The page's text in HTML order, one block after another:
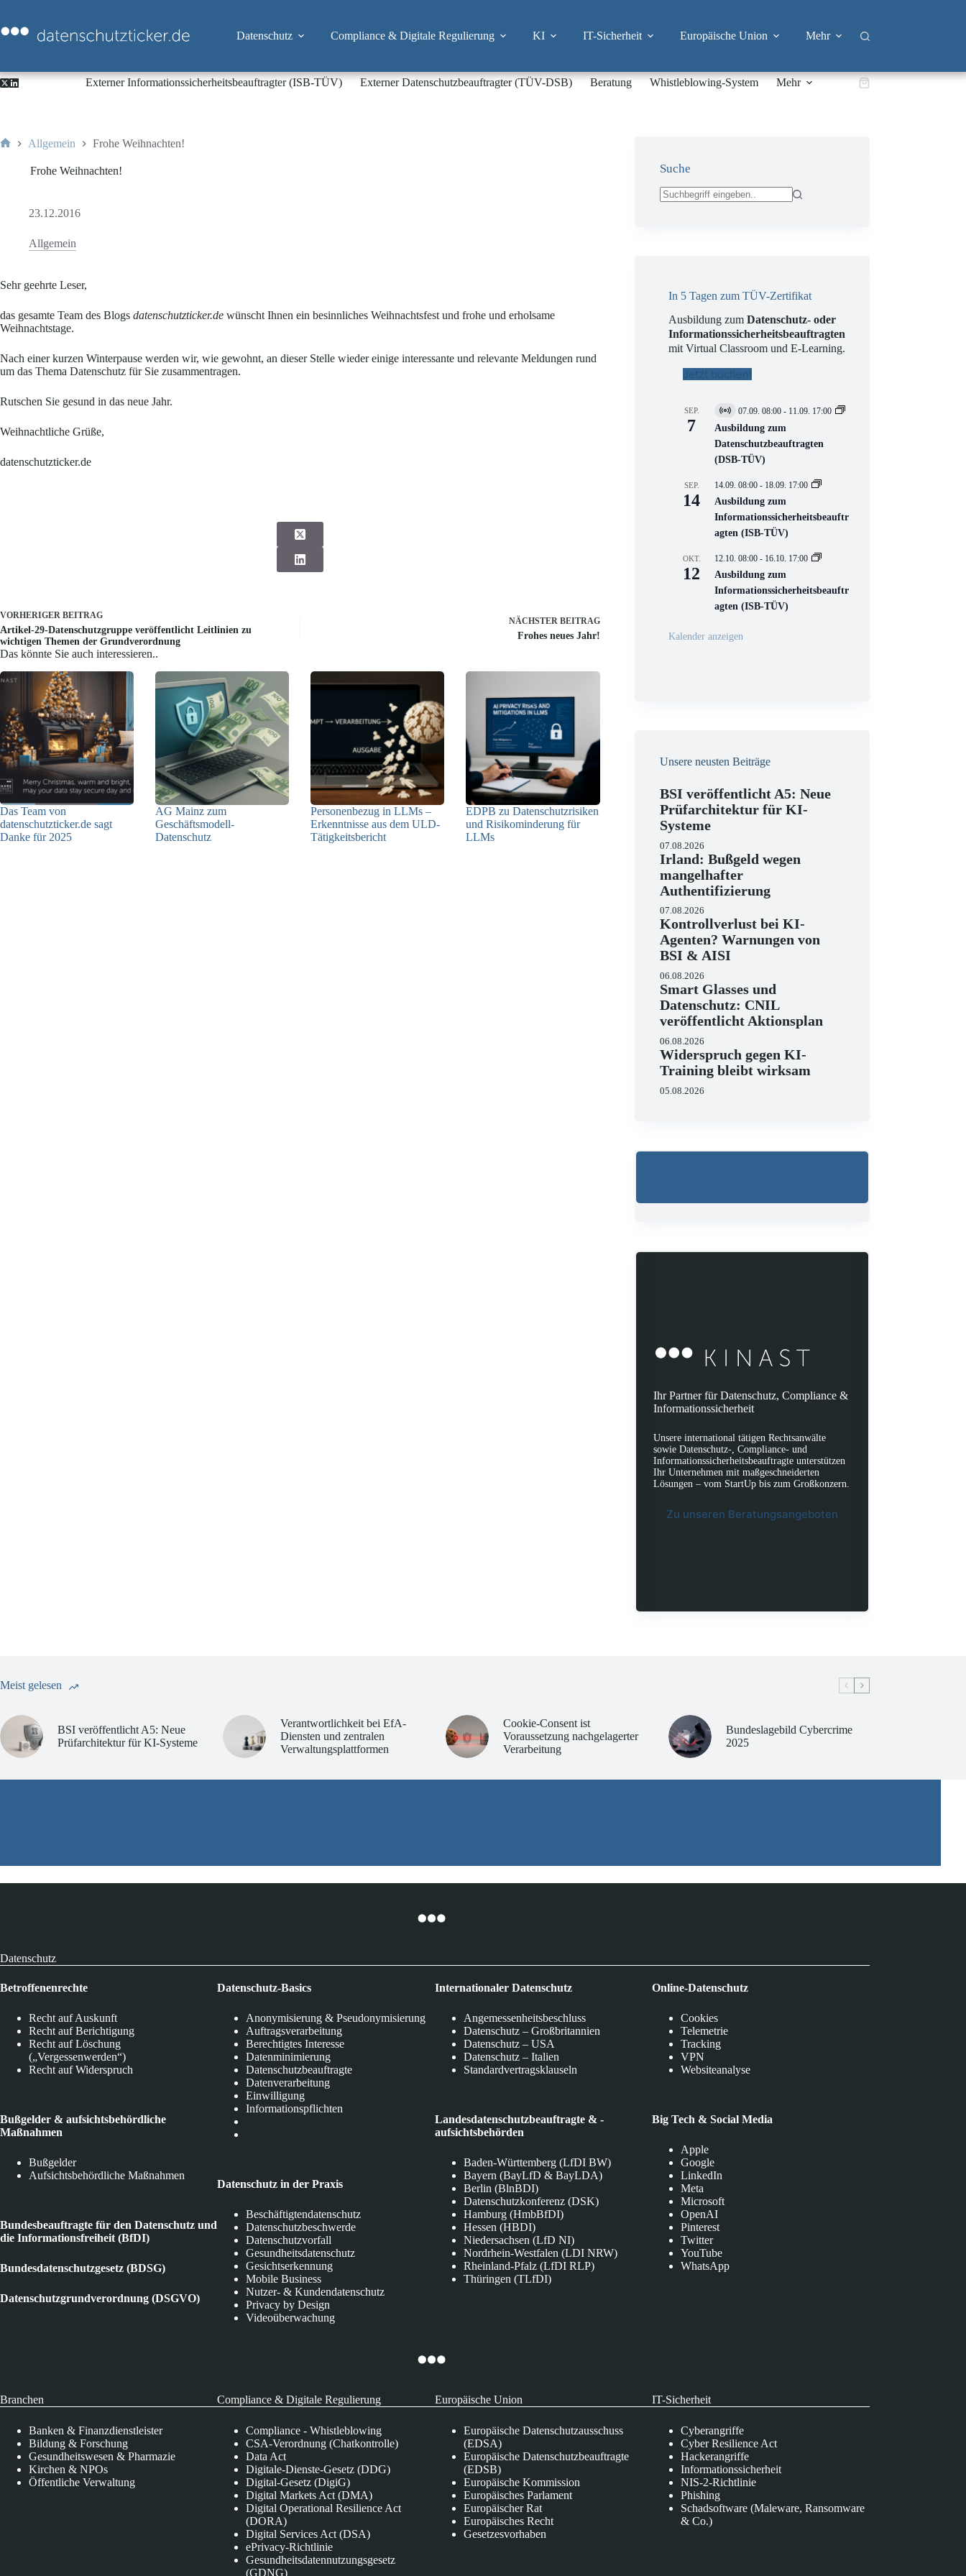
springen
Datenschutz Compliance & Digitale Regulierung KI IT-Sicherheit Europäische Union Mehr
Externer Informationssicherheitsbeauftragter (ISB-TÜV) Externer Datenschutzbeauftragter (TÜV-DSB) Beratung Whistleblowing-System Mehr Warenkorb
Allgemein Frohe Weihnachten!
Frohe Weihnachten!
23.12.2016
Allgemein
Sehr geehrte Leser,
das gesamte Team des Blogs datenschutzticker.de wünscht Ihnen ein besinnliches Weihnachtsfest und frohe und erholsame
Weihnachtstage.
Nach einer kurzen Winterpause werden wir, wie gewohnt, an dieser Stelle wieder einige interessante und relevante Meldungen rund
um das Thema Datenschutz für Sie zusammentragen.
Rutschen Sie gesund in das neue Jahr.
Weihnachtliche Grüße,
datenschutzticker.de
VORHERIGER BEITRAG
Artikel-29-Datenschutzgruppe veröffentlicht Leitlinien zu
wichtigen Themen der Grundverordnung
NÄCHSTER BEITRAG
Frohes neues Jahr!
Das könnte Sie auch interessieren..
Das Team von
datenschutzticker.de sagt
Danke für 2025
AG Mainz zum
Geschäftsmodell-
Datenschutz
Personenbezug in LLMs –
Erkenntnisse aus dem ULD-
Tätigkeitsbericht
EDPB zu Datenschutzrisiken
und Risikominderung für
LLMs
Suche
In 5 Tagen zum TÜV-Zertifikat
Ausbildung zumDatenschutz- oder
Informationssicherheitsbeauftragten
mit Virtual Classroom und E-Learning.
Jetzt buchen!
SEP.
7
V
i
t
u
l
V
e
r
n
s
t
a
t
n
07.09. 08:00 - 11.09. 17:00
Ausbildung zum
Datenschutzbeauftragten
(DSB-TÜV)
SEP.
14
14.09. 08:00 - 18.09. 17:00
Ausbildung zum
Informationssicherheitsbeauftr
agten (ISB-TÜV)
OKT.
12
12.10. 08:00 - 16.10. 17:00
Ausbildung zum
Informationssicherheitsbeauftr
agten (ISB-TÜV)
Kalender anzeigen
Unsere neusten Beiträge
BSI veröffentlicht A5: Neue
Prüfarchitektur für KI-
Systeme
07.08.2026
Irland: Bußgeld wegen
mangelhafter
Authentifizierung
07.08.2026
Kontrollverlust bei KI-
Agenten? Warnungen von
BSI & AISI
06.08.2026
Smart Glasses und
Datenschutz: CNIL
veröffentlicht Aktionsplan
06.08.2026
Widerspruch gegen KI-
Training bleibt wirksam
05.08.2026
Ihr Partner für Datenschutz, Compliance &
Informationssicherheit
Unsere international tätigen Rechtsanwälte
sowie Datenschutz-, Compliance- und
Informationssicherheitsbeauftragte unterstützen
Ihr Unternehmen mit maßgeschneiderten
Lösungen – vom StartUp bis zum Großkonzern.
Zu unseren Beratungsangeboten
Meist gelesen
BSI veröffentlicht A5: Neue
Prüfarchitektur für KI-Systeme
Verantwortlichkeit bei EfA-
Diensten und zentralen
Verwaltungsplattformen
Cookie-Consent ist
Voraussetzung nachgelagerter
Verarbeitung
Bundeslagebild Cybercrime
2025
Datenschutz
Betroffenenrechte
Recht auf Auskunft
Recht auf Berichtigung
Recht auf Löschung
(„Vergessenwerden“)
Recht auf Widerspruch
Bußgelder & aufsichtsbehördliche
Maßnahmen
Bußgelder
Aufsichtsbehördliche Maßnahmen
Bundesbeauftragte für den Datenschutz und
die Informationsfreiheit (BfDI)
Bundesdatenschutzgesetz (BDSG)
Datenschutzgrundverordnung (DSGVO)
Datenschutz-Basics
Anonymisierung & Pseudonymisierung
Auftragsverarbeitung
Berechtigtes Interesse
Datenminimierung
Datenschutzbeauftragte
Datenverarbeitung
Einwilligung
Informationspflichten
Datenschutz in der Praxis
Beschäftigtendatenschutz
Datenschutzbeschwerde
Datenschutzvorfall
Gesundheitsdatenschutz
Gesichtserkennung
Mobile Business
Nutzer- & Kundendatenschutz
Privacy by Design
Videoüberwachung
Internationaler Datenschutz
Angemessenheitsbeschluss
Datenschutz – Großbritannien
Datenschutz – USA
Datenschutz – Italien
Standardvertragsklauseln
Landesdatenschutzbeauftragte & -
aufsichtsbehörden
Baden-Württemberg (LfDI BW)
Bayern (BayLfD & BayLDA)
Berlin (BlnBDI)
Datenschutzkonferenz (DSK)
Hamburg (HmbBfDI)
Hessen (HBDI)
Niedersachsen (LfD NI)
Nordrhein-Westfalen (LDI NRW)
Rheinland-Pfalz (LfDI RLP)
Thüringen (TLfDI)
Online-Datenschutz
Cookies
Telemetrie
Tracking
VPN
Websiteanalyse
Big Tech & Social Media
Apple
Google
LinkedIn
Meta
Microsoft
OpenAI
Pinterest
Twitter
YouTube
WhatsApp
Branchen
Banken & Finanzdienstleister
Bildung & Forschung
Gesundheitswesen & Pharmazie
Kirchen & NPOs
Öffentliche Verwaltung
Compliance & Digitale Regulierung
Compliance - Whistleblowing
CSA-Verordnung (Chatkontrolle)
Data Act
Digitale-Dienste-Gesetz (DDG)
Digital-Gesetz (DigiG)
Digital Markets Act (DMA)
Digital Operational Resilience Act
(DORA)
Digital Services Act (DSA)
ePrivacy-Richtlinie
Gesundheitsdatennutzungsgesetz
(GDNG)
Europäische Union
Europäische Datenschutzausschuss
(EDSA)
Europäische Datenschutzbeauftragte
(EDSB)
Europäische Kommission
Europäisches Parlament
Europäischer Rat
Europäisches Recht
Gesetzesvorhaben
IT-Sicherheit
Cyberangriffe
Cyber Resilience Act
Hackerangriffe
Informationssicherheit
NIS-2-Richtlinie
Phishing
Schadsoftware (Maleware, Ransomware
& Co.)